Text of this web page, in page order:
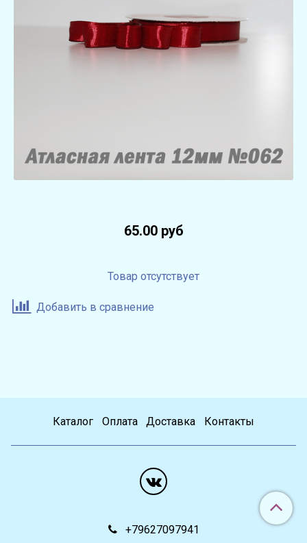
65.00 руб
Товар отсутствует
Добавить в сравнение
Каталог Оплата Доставка Контакты
+79627097941